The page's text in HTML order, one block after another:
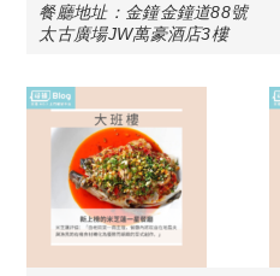
餐廳地址：金鐘金鐘道88號
太古廣場JW萬豪酒店3樓